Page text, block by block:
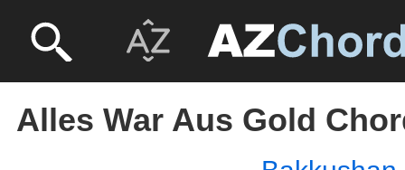
Alles War Aus Gold